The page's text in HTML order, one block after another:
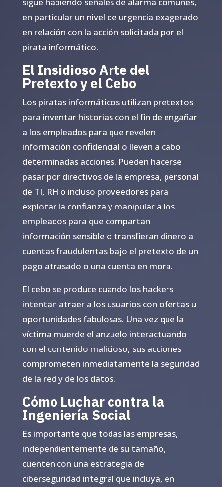
sigue habiendo señales de alarma comunes,
en particular un nivel de urgencia exagerado
en relación con la acción solicitada por el
pirata informático.
El Insidioso Arte del
Pretexto y el Cebo
Los piratas informáticos utilizan pretextos
para inventar historias con el fin de engañar
a los empleados para que revelen
información confidencial o lleven a cabo
determinadas acciones. Pueden hacerse
pasar por directivos de la empresa, personal
de TI, RH o incluso proveedores para
explotar la confianza y manipular a los
empleados para que compartan
información sensible o transfieran dinero a
cuentas fraudulentas bajo el pretexto de un
pago atrasado o una cuenta en mora.
El cebo se produce cuando los hackers
intentan atraer a los usuarios con ofertas u
oportunidades fabulosas. Una vez que la
víctima muerde el anzuelo interactuando
con el contenido malicioso, sus acciones
comprometen inmediatamente la seguridad
de la red y de los datos.
Cómo Luchar contra la
Ingeniería Social
Es importante que todas las empresas,
independientemente de su tamaño,
cuenten con una estrategia de
ciberseguridad integral que incluya, en